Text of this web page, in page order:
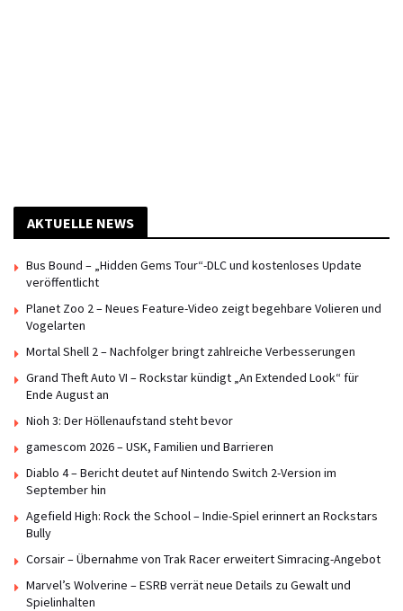
AKTUELLE NEWS
Bus Bound – „Hidden Gems Tour“-DLC und kostenloses Update
veröffentlicht
Planet Zoo 2 – Neues Feature-Video zeigt begehbare Volieren und
Vogelarten
Mortal Shell 2 – Nachfolger bringt zahlreiche Verbesserungen
Grand Theft Auto VI – Rockstar kündigt „An Extended Look“ für
Ende August an
Nioh 3: Der Höllenaufstand steht bevor
gamescom 2026 – USK, Familien und Barrieren
Diablo 4 – Bericht deutet auf Nintendo Switch 2-Version im
September hin
Agefield High: Rock the School – Indie-Spiel erinnert an Rockstars
Bully
Corsair – Übernahme von Trak Racer erweitert Simracing-Angebot
Marvel’s Wolverine – ESRB verrät neue Details zu Gewalt und
Spielinhalten